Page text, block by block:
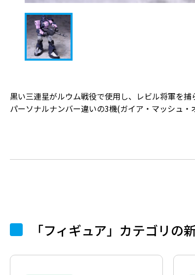
黒い三連星がルウム戦役で使用し、レビル将軍を捕
パーソナルナンバー違いの3機(ガイア・マッシュ
「フィギュア」カテゴリの